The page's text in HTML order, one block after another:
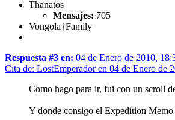
Thanatos
Mensajes: 705
Vongola†Family
Respuesta #3 en: 04 de Enero de 2010,
Cita de: LostEmperador en 04 de Enero de
Como hago para ir, fui con un scroll
Y donde consigo el Expedition Memo